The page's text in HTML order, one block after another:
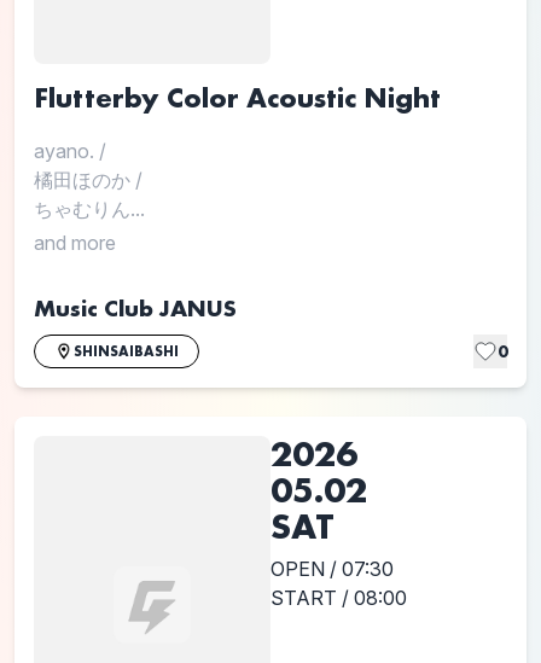
Flutterby Color Acoustic Night
ayano. /
橘田ほのか /
ちゃむりん...
and more
Music Club JANUS
SHINSAIBASHI 0
2026
05.02
SAT
OPEN / 07:30
START / 08:00